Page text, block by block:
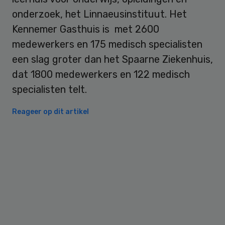
onderzoek, het Linnaeusinstituut. Het
Kennemer Gasthuis is met 2600
medewerkers en 175 medisch specialisten
een slag groter dan het Spaarne Ziekenhuis,
dat 1800 medewerkers en 122 medisch
specialisten telt.
Reageer op dit artikel